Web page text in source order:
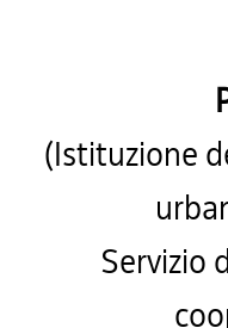
(Istituzione
Servizio